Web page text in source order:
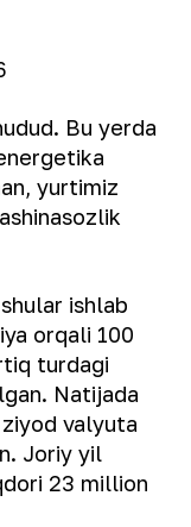
Bu yerda
yurtimiz
ishlab
orqali 100
turdagi
Natijada
valyuta
Joriy yil
23 million